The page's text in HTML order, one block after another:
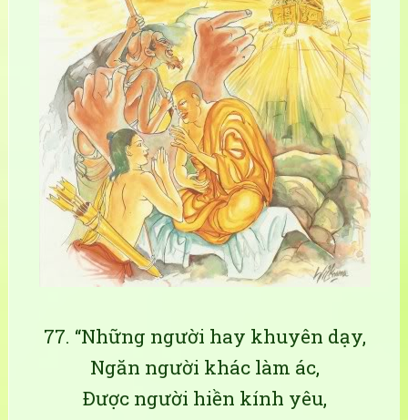
77. “Những người hay khuyên dạy,
Ngăn người khác làm ác,
Ðược người hiền kính yêu,